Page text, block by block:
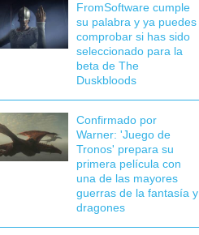
FromSoftware cumple
su palabra y ya puedes
comprobar si has sido
seleccionado para la
beta de The
Duskbloods
Confirmado por
Warner: 'Juego de
Tronos' prepara su
primera película con
una de las mayores
guerras de la fantasía y
dragones